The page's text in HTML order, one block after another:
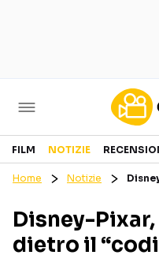
Cinema
GENERI
PERSONAGGI
FILM NOTIZIE
Home Notizie
Disney-Pixar,
dietro il